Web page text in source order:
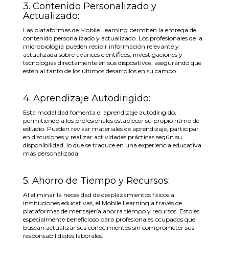
3. Contenido Personalizado y
Actualizado:
Las plataformas de Mobile Learning permiten la entrega de
contenido personalizado y actualizado. Los profesionales de la
microbiología pueden recibir información relevante y
actualizada sobre avances científicos, investigaciones y
tecnologías directamente en sus dispositivos, asegurando que
estén al tanto de los últimos desarrollos en su campo.
4. Aprendizaje Autodirigido:
Esta modalidad fomenta el aprendizaje autodirigido,
permitiendo a los profesionales establecer su propio ritmo de
estudio. Pueden revisar materiales de aprendizaje, participar
en discusiones y realizar actividades prácticas según su
disponibilidad, lo que se traduce en una experiencia educativa
más personalizada.
5. Ahorro de Tiempo y Recursos:
Al eliminar la necesidad de desplazamientos físicos a
instituciones educativas, el Mobile Learning a través de
plataformas de mensajería ahorra tiempo y recursos. Esto es
especialmente beneficioso para profesionales ocupados que
buscan actualizar sus conocimientos sin comprometer sus
responsabilidades laborales.